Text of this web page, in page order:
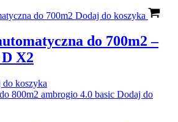
Dodaj do koszyka
do 700m2 –
X2
do koszyka
Dodaj do